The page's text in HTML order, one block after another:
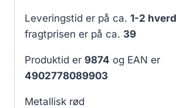
Leveringstid er på ca. 1-2
fragtprisen er på ca. 39
Produktid er 9874 og EAN er
4902778089903
Metallisk rød